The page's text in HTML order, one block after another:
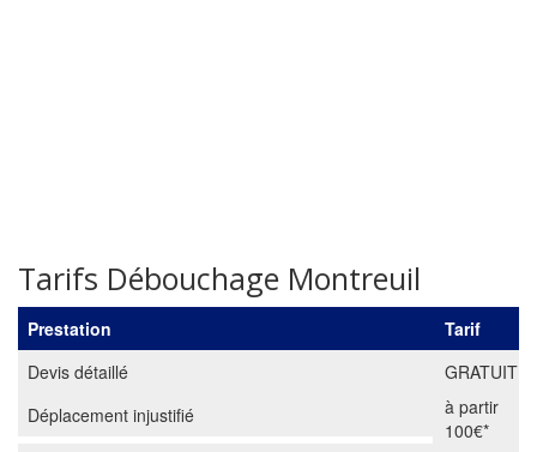
Tarifs Débouchage Montreuil
Prestation
Tarif
Devis détaillé
GRATUIT
Déplacement injustifié
à partir
100€*